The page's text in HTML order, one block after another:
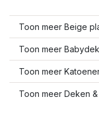
Toon meer Beige
Toon meer
Toon meer
Toon meer Deken &